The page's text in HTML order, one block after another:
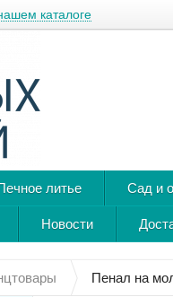
каталоге
литье Сад и
Новости
Пенал на